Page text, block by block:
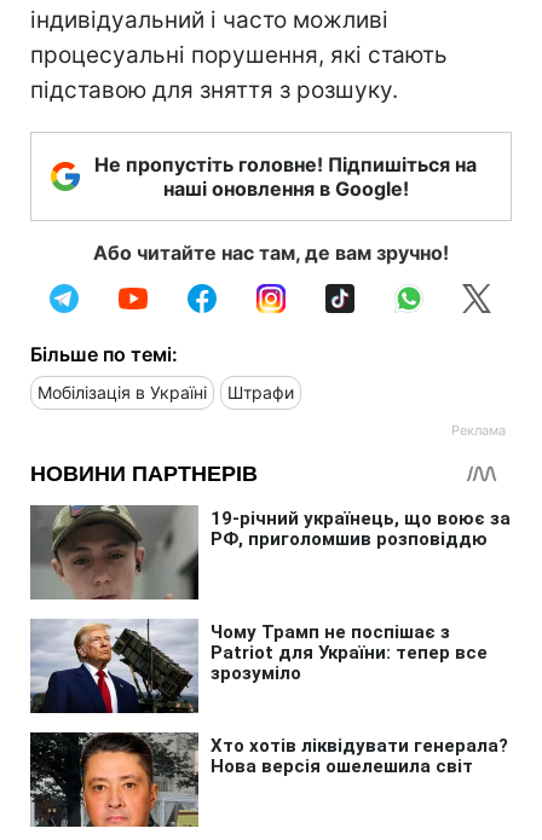
індивідуальний і часто можливі
процесуальні порушення, які стають
підставою для зняття з розшуку.
Не пропустіть головне! Підпишіться на
наші оновлення в Google!
Або читайте нас там, де вам зручно!
Більше по темі:
Мобілізація в Україні Штрафи